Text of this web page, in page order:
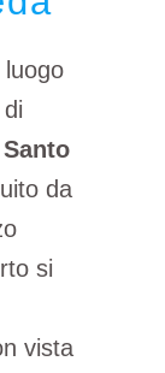
Santo
da
si
vista